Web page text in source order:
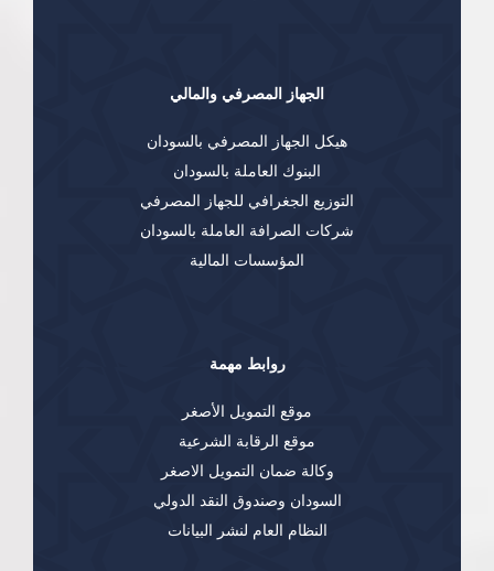
الجهاز المصرفي والمالي
هيكل الجهاز المصرفي بالسودان
البنوك العاملة بالسودان
التوزيع الجغرافي للجهاز المصرفي
شركات الصرافة العاملة بالسودان
المؤسسات المالية
روابط مهمة
موقع التمويل الأصغر
موقع الرقابة الشرعية
وكالة ضمان التمويل الاصغر
السودان وصندوق النقد الدولي
النظام العام لنشر البيانات